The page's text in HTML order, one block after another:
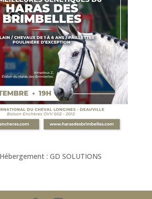
: GD SOLUTIONS